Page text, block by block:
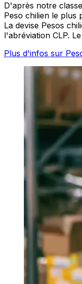
D'après notre
Peso chilien le plus
La devise Pesos
l'abréviation CLP.
Plus d'infos sur